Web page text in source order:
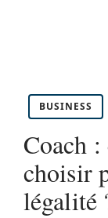
BUSINESS
Coach
choisir
légalité